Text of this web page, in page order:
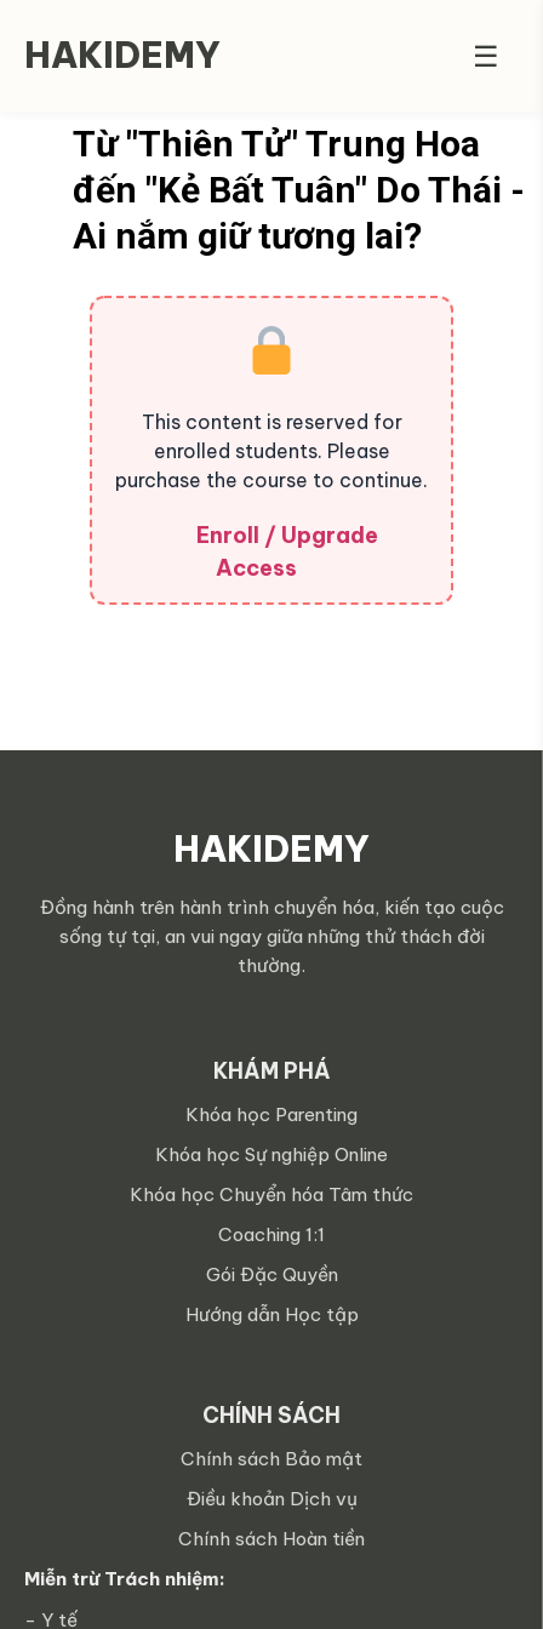
HAKIDEMY ☰
Từ "Thiên Tử" Trung Hoa
đến "Kẻ Bất Tuân" Do Thái -
Ai nắm giữ tương lai?
This content is reserved for
enrolled students. Please
purchase the course to continue.
Enroll / Upgrade
Access
HAKIDEMY
Đồng hành trên hành trình chuyển hóa, kiến tạo cuộc
sống tự tại, an vui ngay giữa những thử thách đời
thường.
KHÁM PHÁ
Khóa học Parenting
Khóa học Sự nghiệp Online
Khóa học Chuyển hóa Tâm thức
Coaching 1:1
Gói Đặc Quyền
Hướng dẫn Học tập
CHÍNH SÁCH
Chính sách Bảo mật
Điều khoản Dịch vụ
Chính sách Hoàn tiền
Miễn trừ Trách nhiệm:
- Y tế